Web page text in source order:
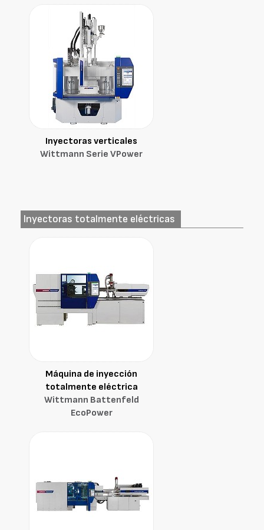
Inyectoras verticales
Wittmann Serie VPower
Inyectoras totalmente eléctricas
Máquina de inyección
totalmente eléctrica
Wittmann Battenfeld
EcoPower